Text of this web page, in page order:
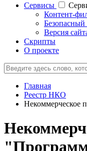
Cервисы
Контент-
Безопасный
Версия
Скрипты
О проекте
Главная
Реестр НКО
Некоммерческое